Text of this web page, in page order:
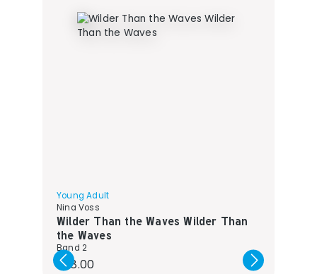
Young Adult
Nina Voss
Wilder Than the Waves Wilder Than
the Waves
Band 2
Regular price:
€18.00